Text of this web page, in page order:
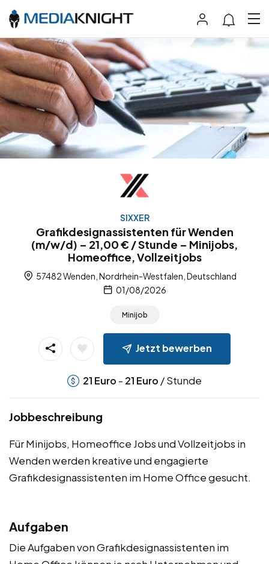
SIXXER
Grafikdesignassistenten für Wenden
(m/w/d) – 21,00 € / Stunde – Minijobs,
Homeoffice, Vollzeitjobs
57482 Wenden, Nordrhein-Westfalen, Deutschland
01/08/2026
Minijob
Jetzt bewerben
21 Euro - 21 Euro / Stunde
Jobbeschreibung
Für Minijobs, Homeoffice Jobs und Vollzeitjobs in
Wenden werden kreative und engagierte
Grafikdesignassistenten im Home Office gesucht.
Aufgaben
Die Aufgaben von Grafikdesignassistenten im